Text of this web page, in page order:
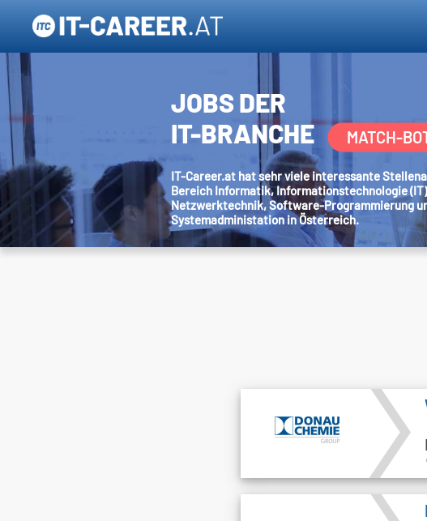
JOBS DER
IT-BRANCHE
MATCH-
IT-Career.at hat sehr viele interessante
Bereich Informatik, Informationstechnologie
Netzwerktechnik, Software-Programmierung
Systemadministation in Österreich.